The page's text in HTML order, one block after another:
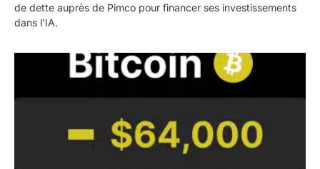
de dette auprès de Pimco pour financer ses investissements
dans l'IA.
Bitcoin stagne à 64 000 dollars pendant que les